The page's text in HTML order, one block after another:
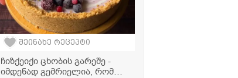
შეინახე რეცეპტი
ჩიზქეიქი ცხობის გარეშე -
იმდენად გემრიელია, რომ